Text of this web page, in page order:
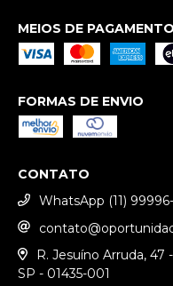
MEIOS DE PAGAMENTO
FORMAS DE ENVIO
CONTATO
WhatsApp (11) 99996-
R. Jesuíno Arruda,
SP - 01435-001